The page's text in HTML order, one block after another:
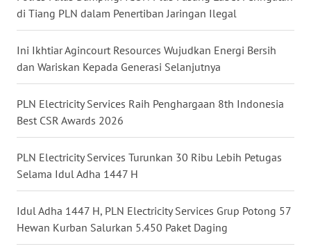
di Tiang PLN dalam Penertiban Jaringan Ilegal
Ini Ikhtiar Agincourt Resources Wujudkan Energi Bersih
dan Wariskan Kepada Generasi Selanjutnya
PLN Electricity Services Raih Penghargaan 8th Indonesia
Best CSR Awards 2026
PLN Electricity Services Turunkan 30 Ribu Lebih Petugas
Selama Idul Adha 1447 H
Idul Adha 1447 H, PLN Electricity Services Grup Potong 57
Hewan Kurban Salurkan 5.450 Paket Daging
MALUT
DAIRI
DANAU
TOBA
WN
NIAS